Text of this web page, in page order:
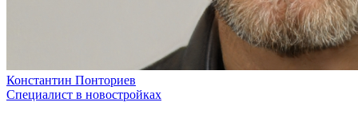
Константин Понториев
Специалист в новостройках